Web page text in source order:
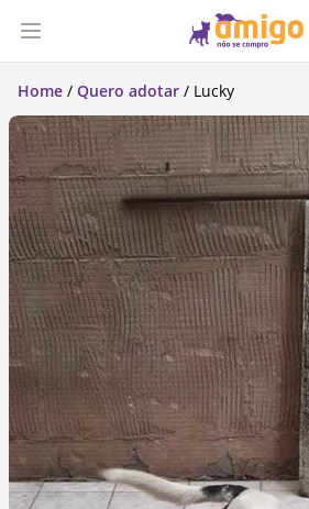
Abrir menu
Home / Quero adotar / Lucky